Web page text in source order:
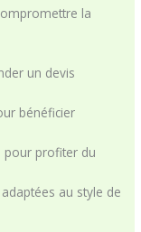
la
un devis
bénéficier
pour profiter du
au style de